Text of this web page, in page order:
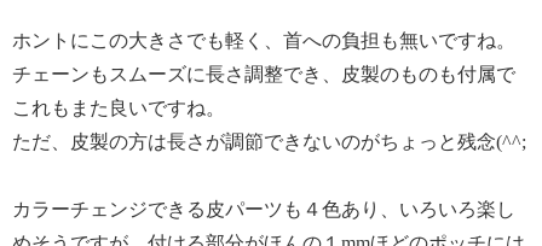
ホントにこの大きさでも軽く、首への負担も無いですね。
チェーンもスムーズに長さ調整でき、皮製のものも付属で
これもまた良いですね。
ただ、皮製の方は長さが調節できないのがちょっと残念(^^;
カラーチェンジできる皮パーツも４色あり、いろいろ楽し